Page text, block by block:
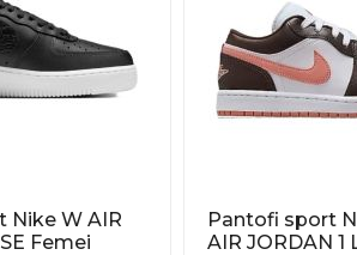
Nike W AIR
Femei
Pantofi sport
AIR JORDAN 1